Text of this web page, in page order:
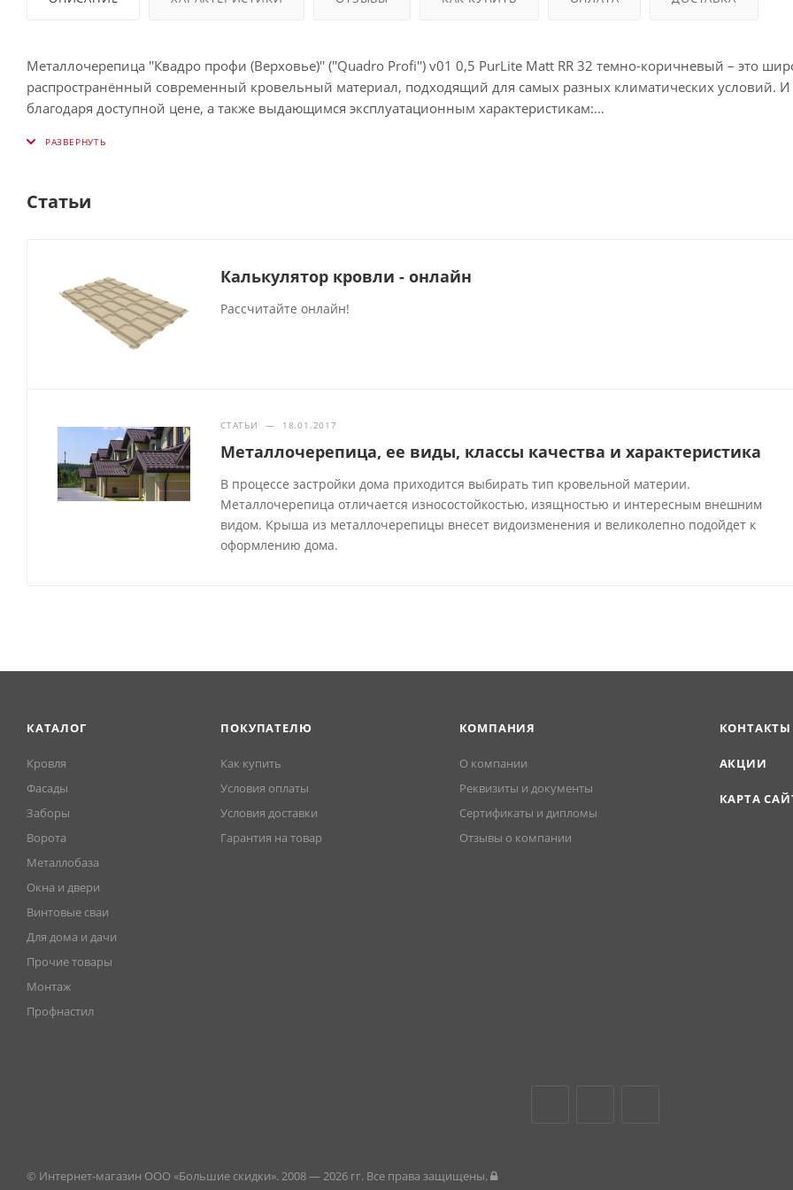
Металлочерепица ''Квадро профи (Верховье)'' (''Quadro Profi'') v01 0,5 PurLite Matt RR 32 темно-коричневый – это
распространённый современный кровельный материал, подходящий для самых разных климатических условий. И
благодаря доступной цене, а также выдающимся эксплуатационным характеристикам:
Малый, по сравнению с натуральной черепицей, вес гарантирует снижение нагрузки на несущие конструкции.
Правильно подобранный оттенок способен кардинально преобразить фасад любого объекта. У нас можно купить
металлочерепицу в распространённой цветовой палитре RAL.
серьёзным механическим и ветровым нагрузкам. Это надёжная поверхность, не боящаяся агрессивных факторов
требующая сложного обслуживания.
Максимальная длина изделия составляет 8 м. Продукцию удобно транспортировать и укладывать.
Статьи
Калькулятор кровли - онлайн
Рассчитайте онлайн!
СТАТЬИ — 18.01.2017
Металлочерепица, ее виды, классы качества и характеристика
В процессе застройки дома приходится выбирать тип кровельной материи.
Металлочерепица отличается износостойкостью, изящностью и интересным внешним
видом. Крыша из металлочерепицы внесет видоизменения и великолепно подойдет к
оформлению дома.
КАТАЛОГ
Кровля
Фасады
Заборы
Ворота
Металлобаза
Окна и двери
Винтовые сваи
Для дома и дачи
Прочие товары
Монтаж
Профнастил
ПОКУПАТЕЛЮ
Как купить
Условия оплаты
Условия доставки
Гарантия на товар
КОМПАНИЯ
О компании
Реквизиты и документы
Сертификаты и дипломы
Отзывы о компании
КОНТАКТЫ
АКЦИИ
КАРТА
© Интернет-магазин ООО «Большие скидки». 2008 — 2026 гг. Все права защищены.